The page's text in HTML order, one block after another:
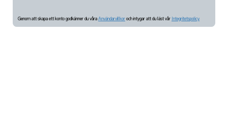
Genom att skapa ett konto godkänner du våra Användarvillkor och intygar att du läst vår Integritetspolicy.